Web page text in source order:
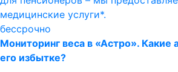
медицинские услуги*.
бессрочно
Мониторинг веса в «Астро». Какие
его избытке?